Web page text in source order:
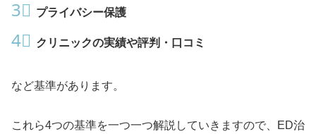
3⃣ プライバシー保護
4⃣ クリニックの実績や評判・口コミ
など基準があります。
これら4つの基準を一つ一つ解説していきますので、ED治